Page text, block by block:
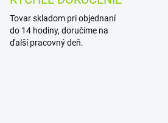
Tovar skladom pri objednaní
do 14 hodiny, doručíme na
ďalší pracovný deň.